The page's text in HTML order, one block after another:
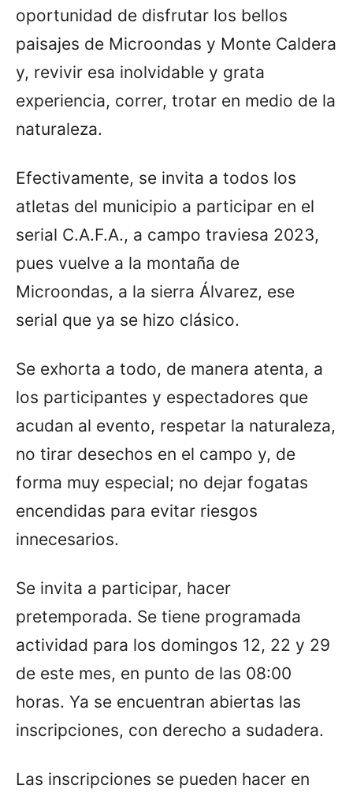
oportunidad de disfrutar los bellos
paisajes de Microondas y Monte Caldera
y, revivir esa inolvidable y grata
experiencia, correr, trotar en medio de la
naturaleza.
Efectivamente, se invita a todos los
atletas del municipio a participar en el
serial C.A.F.A., a campo traviesa 2023,
pues vuelve a la montaña de
Microondas, a la sierra Álvarez, ese
serial que ya se hizo clásico.
Se exhorta a todo, de manera atenta, a
los participantes y espectadores que
acudan al evento, respetar la naturaleza,
no tirar desechos en el campo y, de
forma muy especial; no dejar fogatas
encendidas para evitar riesgos
innecesarios.
Se invita a participar, hacer
pretemporada. Se tiene programada
actividad para los domingos 12, 22 y 29
de este mes, en punto de las 08:00
horas. Ya se encuentran abiertas las
inscripciones, con derecho a sudadera.
Las inscripciones se pueden hacer en